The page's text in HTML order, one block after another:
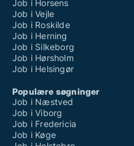
Job i Horsens
Job i Vejle
Job i Roskilde
Job i Herning
Job i Silkeborg
Job i Hørsholm
Job i Helsingør
Populære søgninger
Job i Næstved
Job i Viborg
Job i Fredericia
Job i Køge